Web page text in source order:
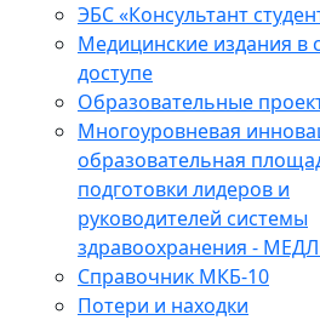
ЭБС «Консультант
Медицинские издания в
доступе
Образовательные
Многоуровневая
образовательная
подготовки лидеров и
руководителей системы
здравоохранения -
Справочник МКБ-10
Потери и находки